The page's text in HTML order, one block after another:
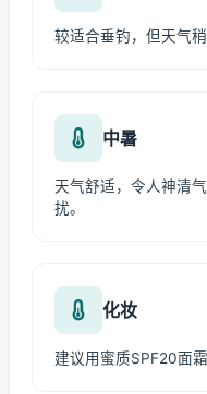
较适合垂钓，但天气
中暑
天气舒适，令人神清
扰。
化妆
建议用蜜质SPF20面